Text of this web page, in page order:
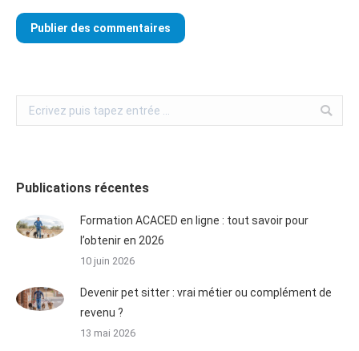
Publier des commentaires
Publications récentes
Formation ACACED en ligne : tout savoir pour
l’obtenir en 2026
10 juin 2026
Devenir pet sitter : vrai métier ou complément de
revenu ?
13 mai 2026